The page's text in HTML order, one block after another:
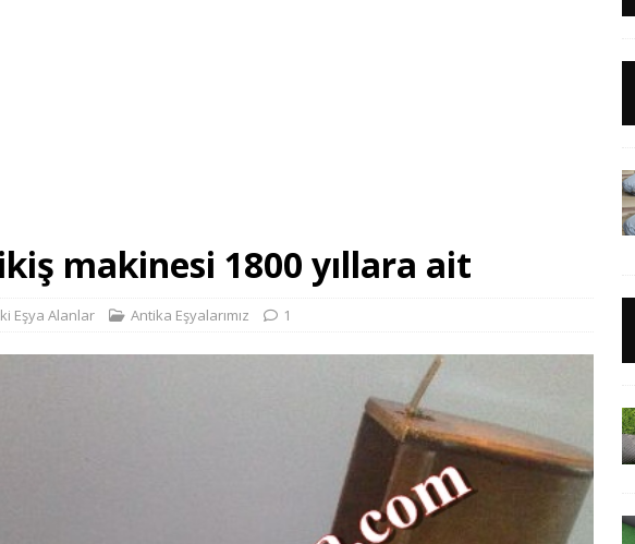
makinesi 1800 yıllara ait
Eşya Alanlar Antika Eşyalarımız 1